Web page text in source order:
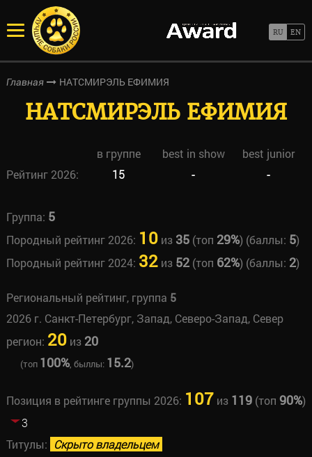
Главная НАТСМИРЭЛЬ ЕФИМИЯ
НАТСМИРЭЛЬ ЕФИМИЯ
в группе best in show
best junior
Рейтинг 2026:
15 - -
Группа: 5
Породный рейтинг 2026: 10из 35(топ 29%) (баллы: 5)
Породный рейтинг 2024: 32из 52(топ 62%) (баллы: 2)
Региональный рейтинг, группа 5
2026 г. Санкт-Петербург, Запад, Северо-Запад, Север
регион: 20из 20
(топ 100%, быллы: 15.2)
Позиция в рейтинге группы 2026: 107 из 119(топ 90%)
3
Титулы: Скрыто владельцем